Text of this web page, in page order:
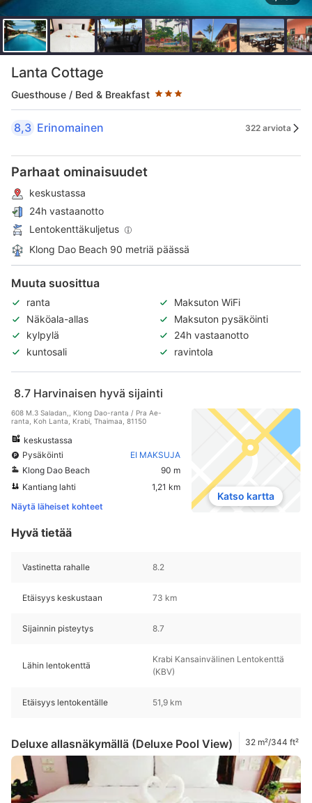
Lanta Cottage
Guesthouse / Bed & Breakfast
Tähtiluokitus 3 tähteä
8,3 Erinomainen 322 arviota
Parhaat ominaisuudet
keskustassa
24h vastaanotto
Lentokenttäkuljetus
Klong Dao Beach 90 metriä päässä
Muuta suosittua
ranta
Maksuton WiFi
Näköala-allas
Maksuton pysäköinti
kylpylä
24h vastaanotto
kuntosali
ravintola
8.7 Harvinaisen hyvä sijainti
608 M.3 Saladan,, Klong Dao-ranta / Pra Ae-
ranta, Koh Lanta, Krabi, Thaimaa, 81150
keskustassa
Pysäköinti
EI MAKSUJA
Klong Dao Beach
90 m
Kantiang lahti
1,21 km
Näytä läheiset kohteet
Katso kartta
Hyvä tietää
Vastinetta rahalle 8.2
Etäisyys keskustaan 73 km
Sijainnin pisteytys 8.7
Lähin lentokenttä
Krabi Kansainvälinen Lentokenttä
(KBV)
Etäisyys lentokentälle 51,9 km
Deluxe allasnäkymällä (Deluxe Pool View) 32 m²/344 ft²